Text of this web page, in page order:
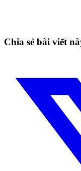
Chia sẻ bài viết